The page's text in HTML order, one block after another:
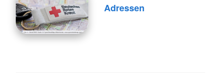
Adressen